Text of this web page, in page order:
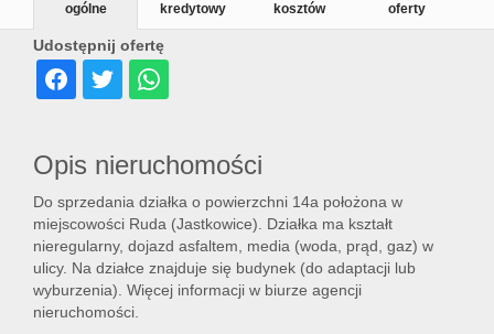
Udostępnij ofertę
ogólne
kredytowy
kosztów
oferty
Opis nieruchomości
Do sprzedania działka o powierzchni 14a położona w
miejscowości Ruda (Jastkowice). Działka ma kształt
nieregularny, dojazd asfaltem, media (woda, prąd, gaz) w
ulicy. Na działce znajduje się budynek (do adaptacji lub
wyburzenia). Więcej informacji w biurze agencji
nieruchomości.